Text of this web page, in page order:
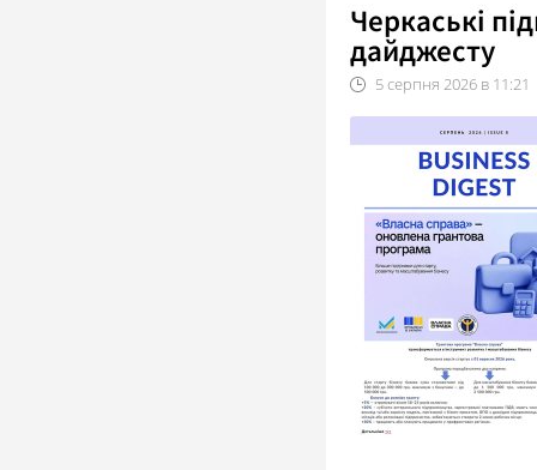
Черкаські
дайджесту
5серпня 2026 в 11:21